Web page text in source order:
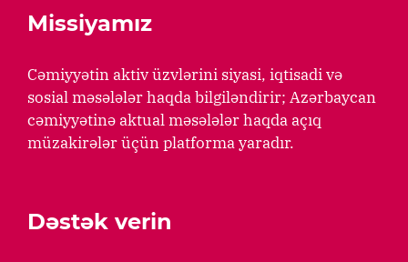
Missiyamız
Cəmiyyətin aktiv üzvlərini siyasi, iqtisadi və
sosial məsələlər haqda bilgiləndirir; Azərbaycan
cəmiyyətinə aktual məsələlər haqda açıq
müzakirələr üçün platforma yaradır.
Dəstək verin